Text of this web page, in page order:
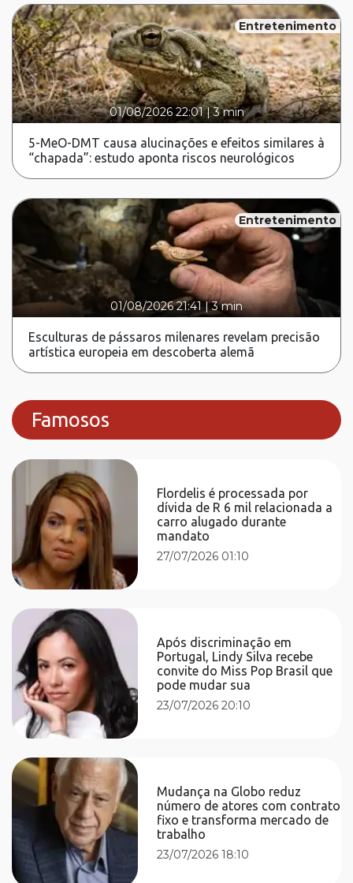
Entretenimento
01/08/2026 22:01|3 min
5-MeO-DMT causa alucinações e efeitos similares à
“chapada”: estudo aponta riscos neurológicos
Entretenimento
01/08/2026 21:41 |3 min
Esculturas de pássaros milenares revelam precisão
artística europeia em descoberta alemã
Famosos
Flordelis é processada por
dívida de R 6 mil relacionada a
carro alugado durante
mandato
27/07/2026 01:10
Após discriminação em
Portugal, Lindy Silva recebe
convite do Miss Pop Brasil que
pode mudar sua
23/07/2026 20:10
Mudança na Globo reduz
número de atores com contrato
fixo e transforma mercado de
trabalho
23/07/2026 18:10